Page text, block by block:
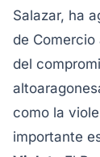
Salazar, ha
de Comercio
del
como la
importante